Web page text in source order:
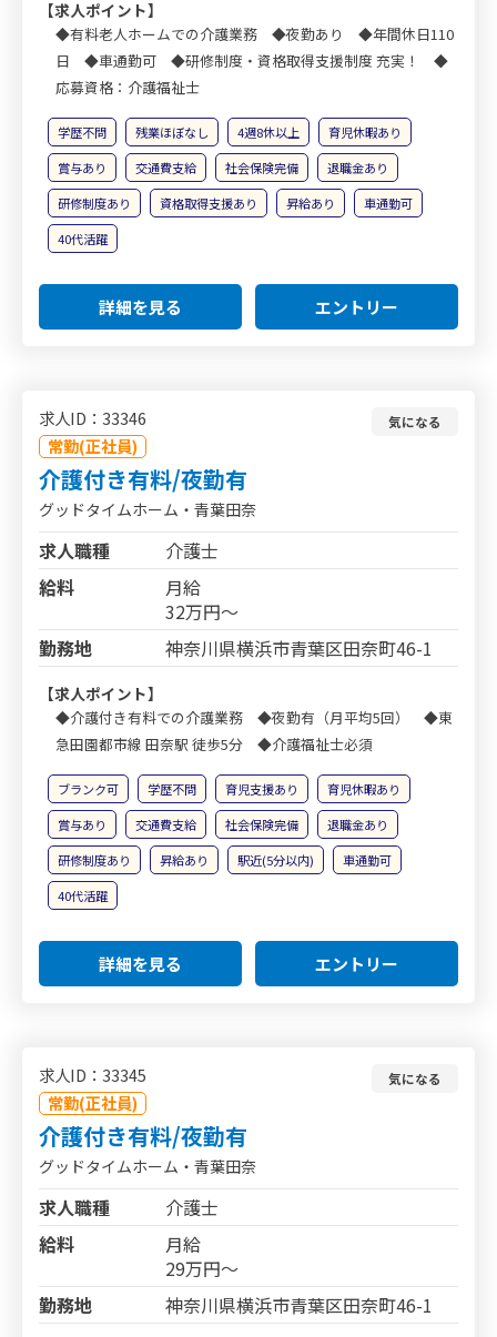
【求人ポイント】
◆有料老人ホームでの介護業務 ◆夜勤あり ◆年間休日110
日 ◆車通勤可 ◆研修制度・資格取得支援制度 充実！ ◆
応募資格：介護福祉士
学歴不問 残業ほぼなし 4週8休以上
育児休暇あり
賞与あり
交通費支給 社会保険完備
退職金あり
研修制度あり
資格取得支援あり 昇給あり
車通勤可
40代活躍
詳細を見る エントリー
求人ID：33346
常勤(正社員)
気になる
介護付き有料/夜勤有
グッドタイムホーム・青葉田奈
求人職種
介護士
給料
月給
32万円～
勤務地
神奈川県横浜市青葉区田奈町46-1
【求人ポイント】
◆介護付き有料での介護業務 ◆夜勤有（月平均5回） ◆東
急田園都市線 田奈駅 徒歩5分 ◆介護福祉士必須
ブランク可 学歴不問 育児支援あり
育児休暇あり
賞与あり
交通費支給 社会保険完備
退職金あり
研修制度あり
昇給あり 駅近(5分以内)
車通勤可
40代活躍
詳細を見る エントリー
求人ID：33345
常勤(正社員)
気になる
介護付き有料/夜勤有
グッドタイムホーム・青葉田奈
求人職種
介護士
給料
月給
29万円～
勤務地
神奈川県横浜市青葉区田奈町46-1